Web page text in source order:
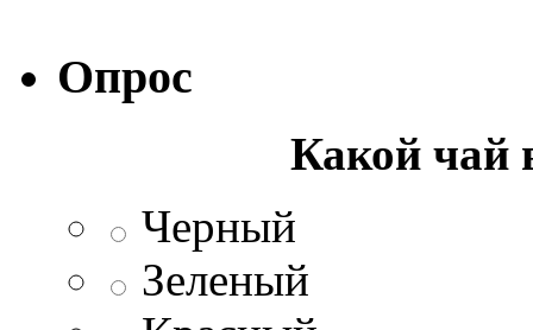
Опрос
Какой чай
Черный
Зеленый